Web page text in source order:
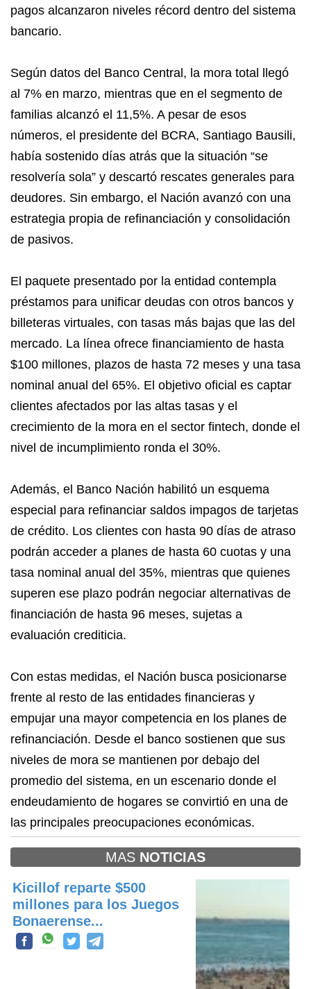
pagos alcanzaron niveles récord dentro del sistema
bancario.
Según datos del Banco Central, la mora total llegó
al 7% en marzo, mientras que en el segmento de
familias alcanzó el 11,5%. A pesar de esos
números, el presidente del BCRA, Santiago Bausili,
había sostenido días atrás que la situación “se
resolvería sola” y descartó rescates generales para
deudores. Sin embargo, el Nación avanzó con una
estrategia propia de refinanciación y consolidación
de pasivos.
El paquete presentado por la entidad contempla
préstamos para unificar deudas con otros bancos y
billeteras virtuales, con tasas más bajas que las del
mercado. La línea ofrece financiamiento de hasta
$100 millones, plazos de hasta 72 meses y una tasa
nominal anual del 65%. El objetivo oficial es captar
clientes afectados por las altas tasas y el
crecimiento de la mora en el sector fintech, donde el
nivel de incumplimiento ronda el 30%.
Además, el Banco Nación habilitó un esquema
especial para refinanciar saldos impagos de tarjetas
de crédito. Los clientes con hasta 90 días de atraso
podrán acceder a planes de hasta 60 cuotas y una
tasa nominal anual del 35%, mientras que quienes
superen ese plazo podrán negociar alternativas de
financiación de hasta 96 meses, sujetas a
evaluación crediticia.
Con estas medidas, el Nación busca posicionarse
frente al resto de las entidades financieras y
empujar una mayor competencia en los planes de
refinanciación. Desde el banco sostienen que sus
niveles de mora se mantienen por debajo del
promedio del sistema, en un escenario donde el
endeudamiento de hogares se convirtió en una de
las principales preocupaciones económicas.
MAS NOTICIAS
Kicillof reparte $500
millones para los Juegos
Bonaerense...